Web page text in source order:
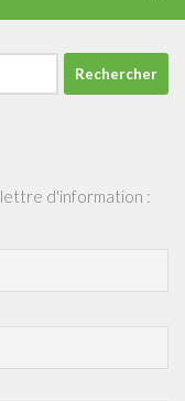
lettre d'information :